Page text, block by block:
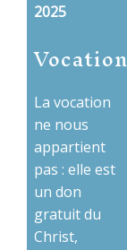
2025
La vocation
ne nous
appartient
pas : elle est
un don
gratuit du
Christ,